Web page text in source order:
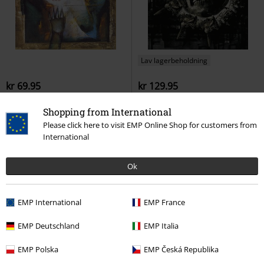
Shopping from International
Please click here to visit EMP Online Shop for customers from
International
Ok
EMP International EMP France
EMP Deutschland EMP Italia
EMP Polska EMP Česká Republika
kr 69.95
CD
Jewelcase
Lav lagerbeholdning
kr 129.95
Enemy
CD